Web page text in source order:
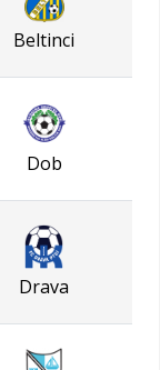
Beltinci
Dob
Drava